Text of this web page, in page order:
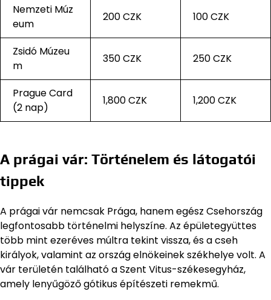
Nemzeti Múz
eum
200 CZK 100 CZK
Zsidó Múzeu
m
350 CZK 250 CZK
Prague Card
(2 nap)
1,800 CZK 1,200 CZK
A prágai vár: Történelem és látogatói
tippek
A prágai vár nemcsak Prága, hanem egész Csehország
legfontosabb történelmi helyszíne. Az épületegyüttes
több mint ezeréves múltra tekint vissza, és a cseh
királyok, valamint az ország elnökeinek székhelye volt. A
vár területén található a Szent Vitus-székesegyház,
amely lenyűgöző gótikus építészeti remekmű.